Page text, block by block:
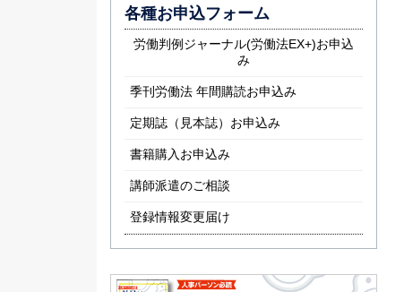
各種お申込フォーム
労働判例ジャーナル(労働法EX+)お申込
み
季刊労働法 年間購読お申込み
定期誌（見本誌）お申込み
書籍購入お申込み
講師派遣のご相談
登録情報変更届け